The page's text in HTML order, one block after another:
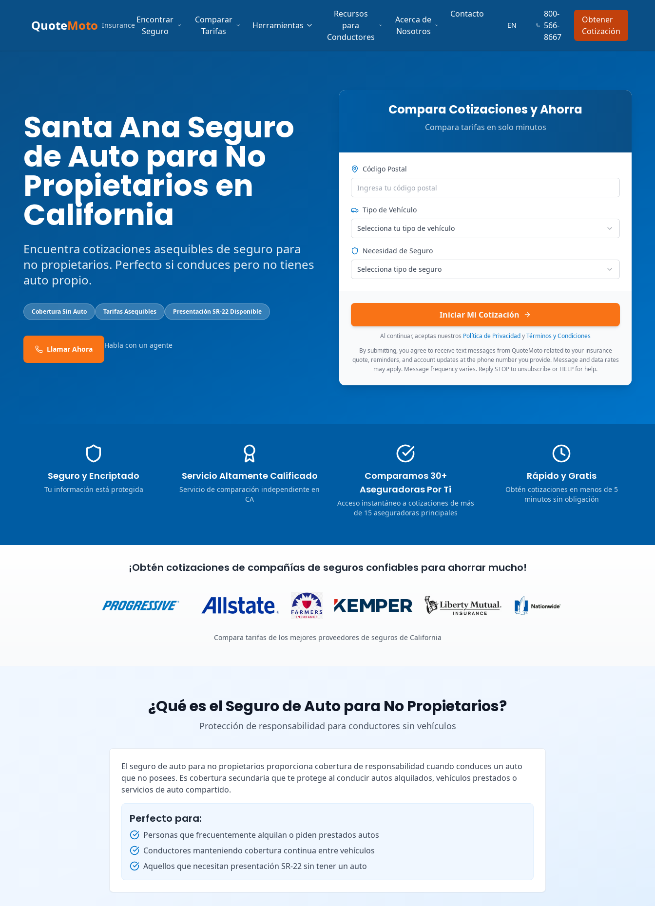
QuoteMoto Insurance
Encontrar
Seguro
Comparar
Tarifas
Herramientas
Recursos
para
Conductores
Acerca de
Nosotros
Contacto
EN
800-
566-
8667
Obtener
Cotización
Santa Ana Seguro
de Auto para No
Propietarios en
California
Encuentra cotizaciones asequibles de seguro para
no propietarios. Perfecto si conduces pero no tienes
auto propio.
Cobertura Sin Auto Tarifas Asequibles Presentación SR-22 Disponible
Llamar Ahora Habla con un agente
Compara Cotizaciones y Ahorra
Compara tarifas en solo minutos
Código Postal
Tipo de Vehículo
Selecciona tu tipo de vehículo
Necesidad de Seguro
Selecciona tipo de seguro
Iniciar Mi Cotización
Al continuar, aceptas nuestros Política de PrivacidadyTérminos y Condiciones
By submitting, you agree to receive text messages from QuoteMoto related to your insurance
quote, reminders, and account updates at the phone number you provide. Message and data rates
may apply. Message frequency varies. Reply STOP to unsubscribe or HELP for help.
Seguro y Encriptado
Tu información está protegida
Servicio Altamente Calificado
Servicio de comparación independiente en
CA
Comparamos 30+
Aseguradoras Por Ti
Acceso instantáneo a cotizaciones de más
de 15 aseguradoras principales
Rápido y Gratis
Obtén cotizaciones en menos de 5
minutos sin obligación
¡Obtén cotizaciones de compañías de seguros confiables para ahorrar mucho!
Compara tarifas de los mejores proveedores de seguros de California
¿Qué es el Seguro de Auto para No Propietarios?
Protección de responsabilidad para conductores sin vehículos
El seguro de auto para no propietarios proporciona cobertura de responsabilidad cuando conduces un auto
que no posees. Es cobertura secundaria que te protege al conducir autos alquilados, vehículos prestados o
servicios de auto compartido.
Perfecto para:
Personas que frecuentemente alquilan o piden prestados autos
Conductores manteniendo cobertura continua entre vehículos
Aquellos que necesitan presentación SR-22 sin tener un auto